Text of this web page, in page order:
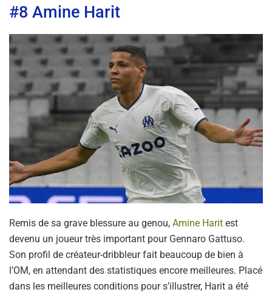
#8 Amine Harit
Remis de sa grave blessure au genou, Amine Harit est
devenu un joueur très important pour Gennaro Gattuso.
Son profil de créateur-dribbleur fait beaucoup de bien à
l’OM, en attendant des statistiques encore meilleures. Placé
dans les meilleures conditions pour s’illustrer, Harit a été